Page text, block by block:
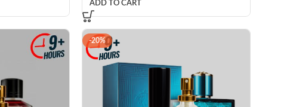
ADD TO CART
-20%